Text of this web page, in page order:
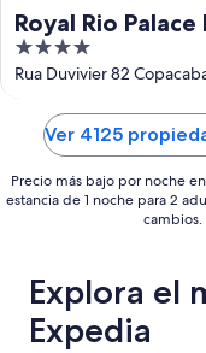
Royal Rio
4
out
Rua Duvivier 82
Ver 4125
Precio más bajo por noche
estancia de 1 noche para 2
Explora el
Expedia